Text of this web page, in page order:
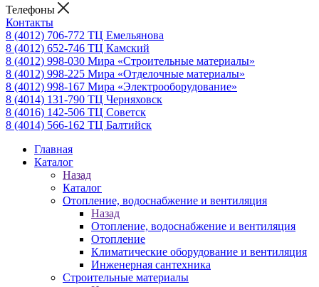
Телефоны
Контакты
8 (4012) 706-772 ТЦ Емельянова
8 (4012) 652-746 ТЦ Камский
8 (4012) 998-030 Мира «Строительные материалы»
8 (4012) 998-225 Мира «Отделочные материалы»
8 (4012) 998-167 Мира «Электрооборудование»
8 (4014) 131-790 ТЦ Черняховск
8 (4016) 142-506 ТЦ Советск
8 (4014) 566-162 ТЦ Балтийск
Главная
Каталог
Назад
Каталог
Отопление, водоснабжение и вентиляция
Назад
Отопление, водоснабжение и вентиляция
Отопление
Климатические оборудование и вентиляция
Инженерная сантехника
Строительные материалы